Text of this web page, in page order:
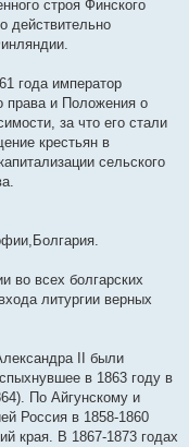
строя Финского
действительно
года император
права и Положения о
за что его стали
крестьян в
сельского
во всех болгарских
литургии верных
II были
в 1863 году в
По Айгунскому и
Россия в 1858-1860
края. В 1867-1873 годах